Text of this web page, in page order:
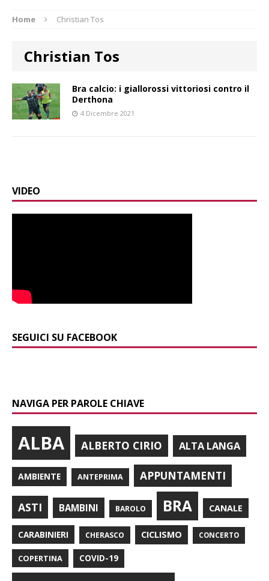
Home Christian Tos
Christian Tos
Bra calcio: i giallorossi vittoriosi contro il
Derthona
4 Dicembre 2021
VIDEO
SEGUICI SU FACEBOOK
NAVIGA PER PAROLE CHIAVE
ALBA ALBERTO CIRIO ALTA LANGA
AMBIENTE ANTEPRIMA APPUNTAMENTI
ASTI BAMBINI BAROLO BRA CANALE
CARABINIERI CHERASCO CICLISMO CONCERTO
COPERTINA COVID-19